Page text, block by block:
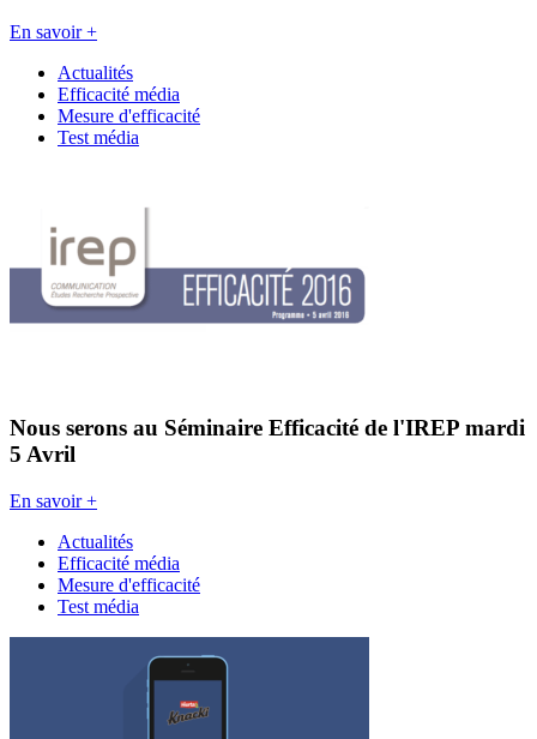
En savoir +
Actualités
Efficacité média
Mesure d'efficacité
Test média
Nous serons au Séminaire Efficacité de l'IREP mardi
5 Avril
En savoir +
Actualités
Efficacité média
Mesure d'efficacité
Test média